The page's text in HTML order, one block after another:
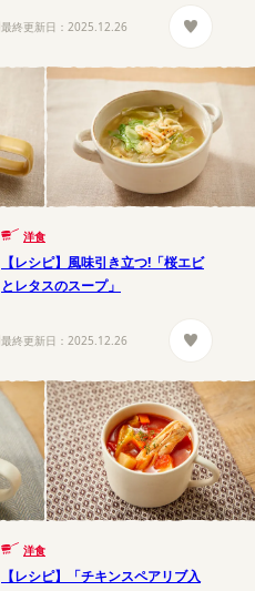
最終更新日： 2025.12.26
洋食
【レシピ】風味引き立つ!「桜エビ
とレタスのスープ」
最終更新日： 2025.12.26
洋食
【レシピ】「チキンスペアリブ入